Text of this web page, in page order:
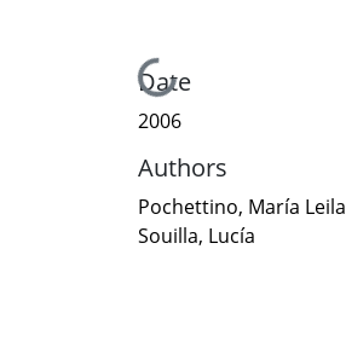
Loading...
Date
2006
Authors
Pochettino, María Leila
Souilla, Lucía